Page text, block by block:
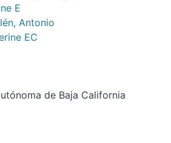
E
Antonio
EC
de Baja California